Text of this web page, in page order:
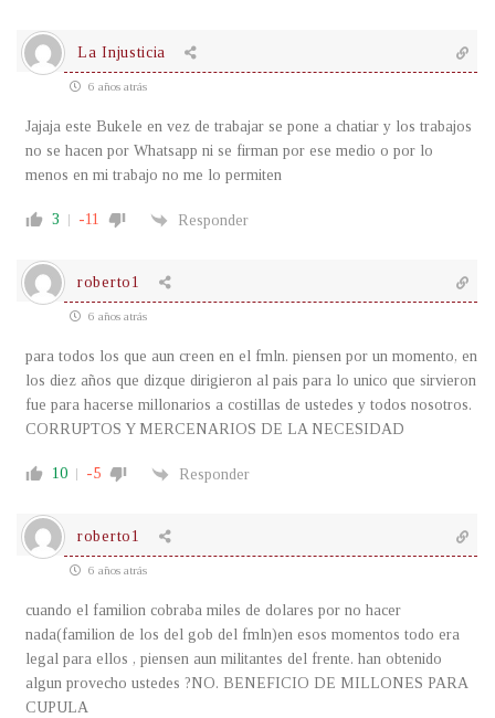
La Injusticia
6 años atrás
Jajaja este Bukele en vez de trabajar se pone a chatiar y los trabajos
no se hacen por Whatsapp ni se firman por ese medio o por lo
menos en mi trabajo no me lo permiten
3 -11 Responder
roberto1
6 años atrás
para todos los que aun creen en el fmln. piensen por un momento, en
los diez años que dizque dirigieron al pais para lo unico que sirvieron
fue para hacerse millonarios a costillas de ustedes y todos nosotros.
CORRUPTOS Y MERCENARIOS DE LA NECESIDAD
10 -5 Responder
roberto1
6 años atrás
cuando el familion cobraba miles de dolares por no hacer
nada(familion de los del gob del fmln)en esos momentos todo era
legal para ellos , piensen aun militantes del frente. han obtenido
algun provecho ustedes ?NO. BENEFICIO DE MILLONES PARA
CUPULA